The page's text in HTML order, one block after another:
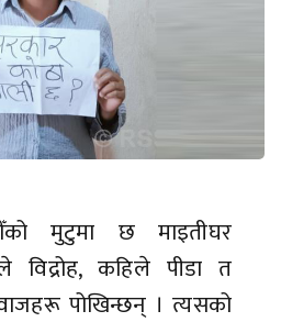
मुटुमा छ माइतीघर
विद्रोह, कहिले पीडा त
पोखिन्छन् । त्यसको